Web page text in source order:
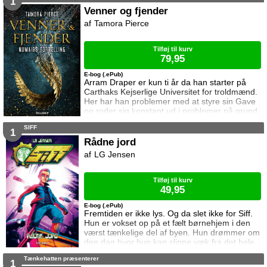
automatvåben, vilde eksplosioner og savlende
zombier. Kun én spiller vinder. Vil det lykkes
Vercinger og Minik at nedkæmpe
Venner og fjender
Arram Draper er kun ti år da han starter på
Carthaks Kejserlige Universitet for troldmænd.
Her har han problemer med at styre sin Gave
og roder sig konstant ud i problemer på grund
af sin nysgerrige natur. Hans store evner og
for ham at finde venner, men efter et uheld
med magi i sin klasse møder han Varissa og
Ozorne. Det bliver starten på et fantastisk
E-bog (.ePub)
Tamora Pierce
Tilføj til kurv
79,95
1 SIFF
Rådne jord
Fremtiden er ikke lys. Og da slet ikke for Siff.
Hun er vokset op på et fælt børnehjem i den
værst tænkelige del af byen. Hun drømmer om
den dag hvor hun kan slippe væk fra det hele.
Men da dagen endelig kommer, viser det sig
at drømme om fremtiden hurtigt kan blive et
E-bog (.ePub)
LG Jensen
Tilføj til kurv
49,95
1 Tænkehatten præsenterer